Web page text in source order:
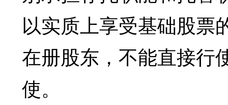
以实质上享受基础股票
在册股东，不能直接行
使。